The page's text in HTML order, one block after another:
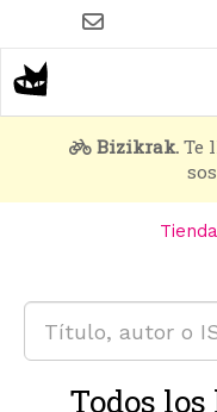
contenido
principal
Bizikrak. Te
Todos